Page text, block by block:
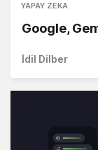
YAPAY ZEKA
Google,
İdil Dilber